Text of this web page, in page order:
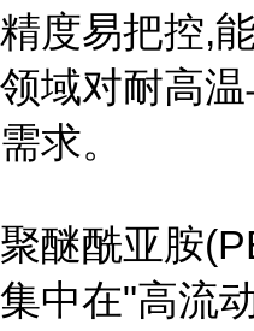
精度易把控,
领域对耐高
需求。
聚醚酰亚胺
集中在"高流